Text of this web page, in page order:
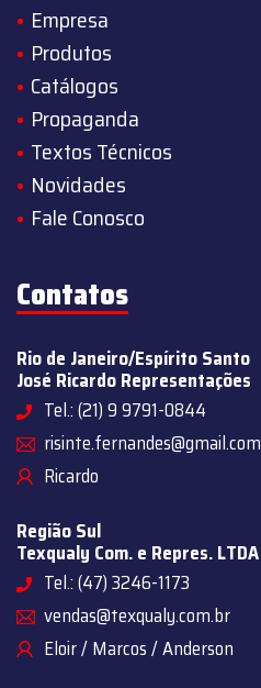
Empresa
Produtos
Catálogos
Propaganda
Textos Técnicos
Novidades
Fale Conosco
Contatos
Rio de Janeiro/Espírito Santo
José Ricardo Representações
Tel.: (21) 9 9791-0844
risinte.fernandes@gmail.com
Ricardo
Região Sul
Texqualy Com. e Repres. LTDA
Tel.: (47) 3246-1173
vendas@texqualy.com.br
Eloir / Marcos / Anderson